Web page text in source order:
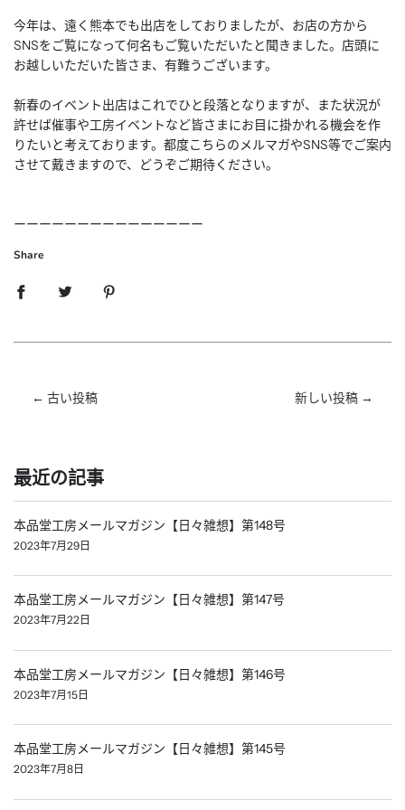
今年は、遠く熊本でも出店をしておりましたが、お店の方から
SNSをご覧になって何名もご覧いただいたと聞きました。店頭に
お越しいただいた皆さま、有難うございます。
新春のイベント出店はこれでひと段落となりますが、また状況が
許せば催事や工房イベントなど皆さまにお目に掛かれる機会を作
りたいと考えております。都度こちらのメルマガやSNS等でご案内
させて戴きますので、どうぞご期待ください。
ーーーーーーーーーーーーーーー
Share
← 古い投稿 新しい投稿 →
最近の記事
本品堂工房メールマガジン【日々雑想】第148号
2023年7月29日
本品堂工房メールマガジン【日々雑想】第147号
2023年7月22日
本品堂工房メールマガジン【日々雑想】第146号
2023年7月15日
本品堂工房メールマガジン【日々雑想】第145号
2023年7月8日